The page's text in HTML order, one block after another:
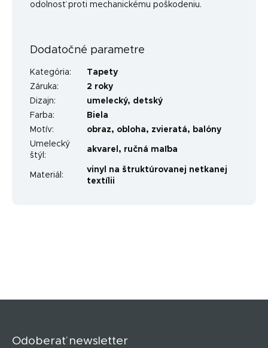
odolnosť proti mechanickému poškodeniu.
Dodatočné parametre
Kategória:
Tapety
Záruka:
2 roky
Dizajn: umelecký, detský
Farba:
Biela
Motív: obraz, obloha, zvieratá, balóny
Umelecký
štýl :
akvarel , ručná maľba
Materiál :
vinyl na štruktúrovanej netkanej
textílii
Odoberať newsletter